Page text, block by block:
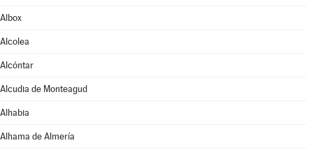
Albox
Alcolea
Alcóntar
Alcudia de Monteagud
Alhabia
Alhama de Almería